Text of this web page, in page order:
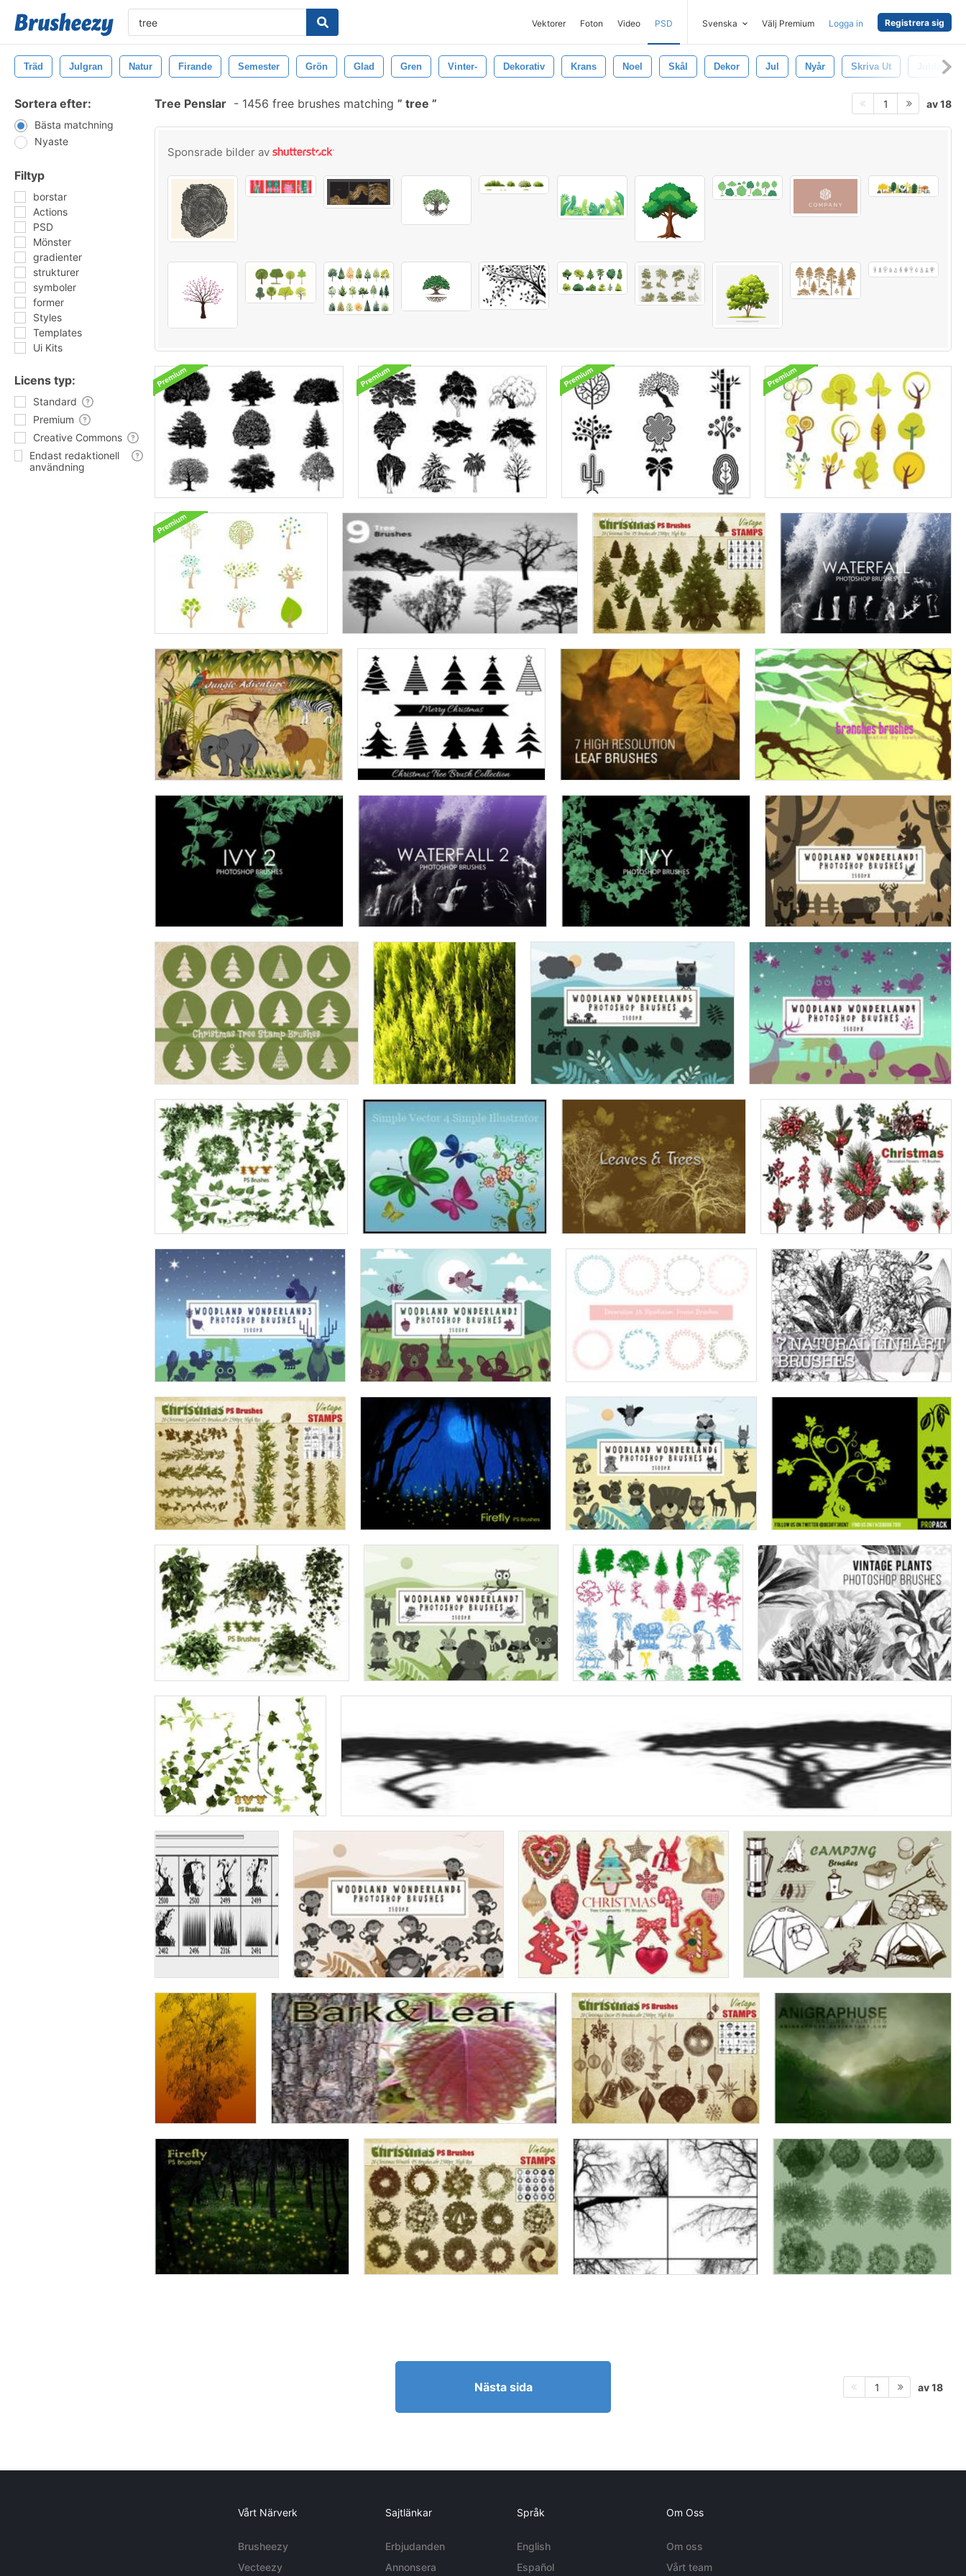
Vektorer Foton Video PSD Svenska Välj Premium Logga in Registrera sig
Träd Julgran Natur Firande Semester Grön Glad Gren Vinter- Dekorativ Krans Noel Skål Dekor Jul Nyår Skriva Ut
Sortera efter:
Bästa matchning
Nyaste
Filtyp
borstar
Actions
PSD
Mönster
gradienter
strukturer
symboler
former
Styles
Templates
Ui Kits
Licens typ:
Standard
Premium
Creative Commons
Endast redaktionell
användning
Tree Penslar - 1456 free brushes matching tree 1 av 18
Sponsrade bilder av
Nästa sida 1 av 18
Vårt Närverk
Brusheezy
Vecteezy
Sajtlänkar
Erbjudanden
Annonsera
Språk
English
Español
Om Oss
Om oss
Vårt team